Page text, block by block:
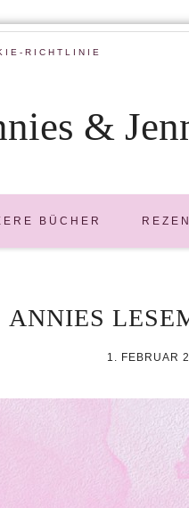
RICHTLINIE
&
BÜCHER
ANNIES
1. FEBRUAR